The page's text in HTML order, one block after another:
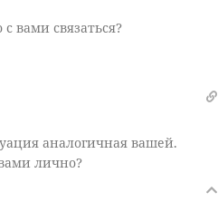
вами связаться?
аналогичная вашей.
лично?